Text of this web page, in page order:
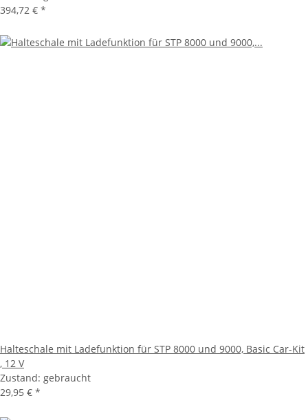
394,72 € *
Halteschale mit Ladefunktion für STP 8000 und 9000, Basic Car-Kit
, 12 V
Zustand: gebraucht
29,95 € *